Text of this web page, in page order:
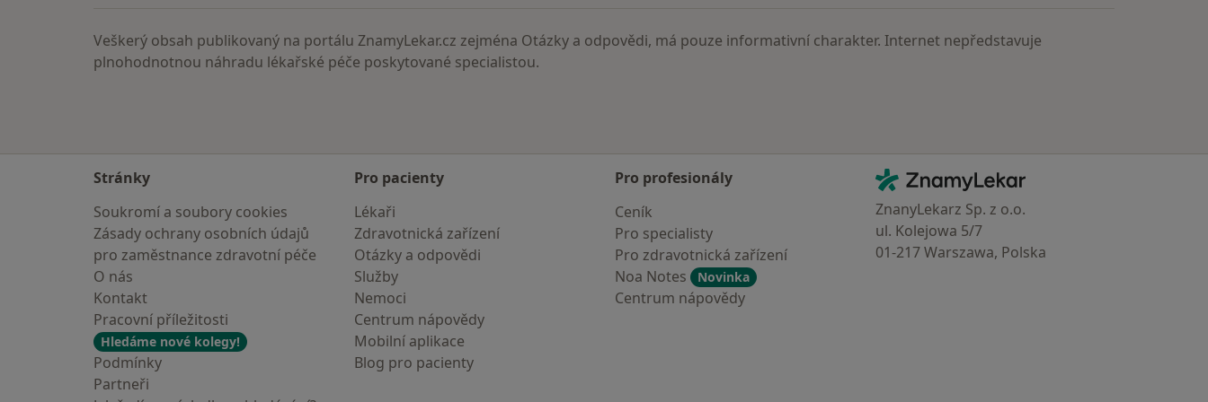
Veškerý obsah publikovaný na portálu ZnamyLekar.cz zejména Otázky a odpovědi, má pouze informativní charakter. Internet nepředstavuje
plnohodnotnou náhradu lékařské péče poskytované specialistou.
Stránky
Soukromí a soubory cookies
Zásady ochrany osobních údajů
pro zaměstnance zdravotní péče
O nás
Kontakt
Pracovní příležitosti
Hledáme nové kolegy!
Podmínky
Partneři
Pro pacienty
Lékaři
Zdravotnická zařízení
Otázky a odpovědi
Služby
Nemoci
Centrum nápovědy
Mobilní aplikace
Blog pro pacienty
Pro profesionály
Ceník
Pro specialisty
Pro zdravotnická zařízení
Noa Notes
Novinka
Centrum nápovědy
Kontakt
ZnamyLekar - Hlavní stránka
ZnanyLekarz Sp. z o.o.
ul. Kolejowa 5/7
01-217 Warszawa, Polska